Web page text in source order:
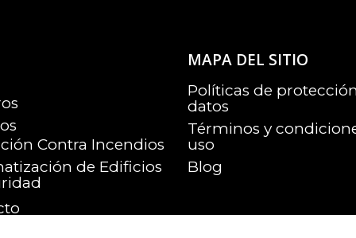
Contra Incendios
de Edificios
MAPA DEL SITIO
Políticas de
datos
Términos y
uso
Blog